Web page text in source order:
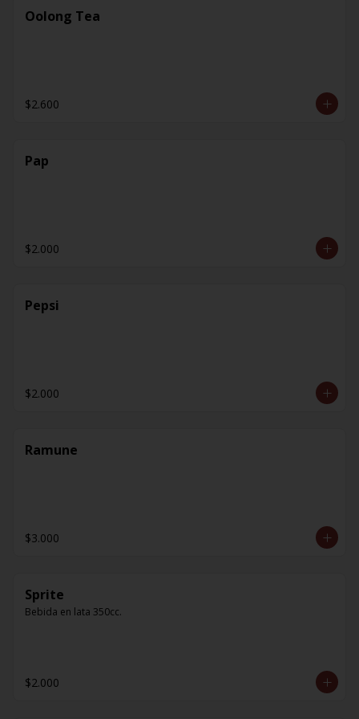
Oolong Tea
$2.600
Pap
$2.000
Pepsi
$2.000
Ramune
$3.000
Sprite
Bebida en lata 350cc.
$2.000